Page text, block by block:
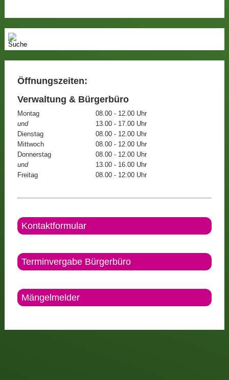
Öffnungszeiten:
Verwaltung & Bürgerbüro
Montag
08.00 - 12.00 Uhr
und
13.00 - 17.00 Uhr
Dienstag
08.00 - 12.00 Uhr
Mittwoch
08.00 - 12.00 Uhr
Donnerstag
08.00 - 12.00 Uhr
und
13.00 - 16.00 Uhr
Freitag
08.00 - 12:00 Uhr
Kontaktformular
Terminvergabe Bürgerbüro
Mängelmelder